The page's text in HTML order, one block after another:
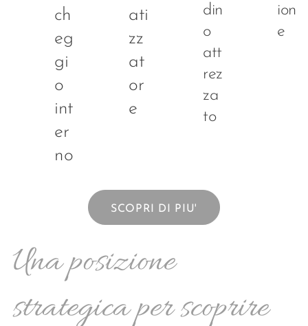
ch
eg
gi
o
int
er
no
ati
zz
at
or
e
din
o
att
rez
za
to
ion
e
SCOPRI DI PIU'
Una posizione
strategica per scoprire